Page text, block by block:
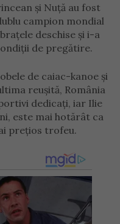
și Nuță au fost
campion mondial
deschise și i-a
de pregătire.
de caiac-kanoe și
reușită, România
dedicați, iar Ilie
este mai hotărât ca
prețios trofeu.